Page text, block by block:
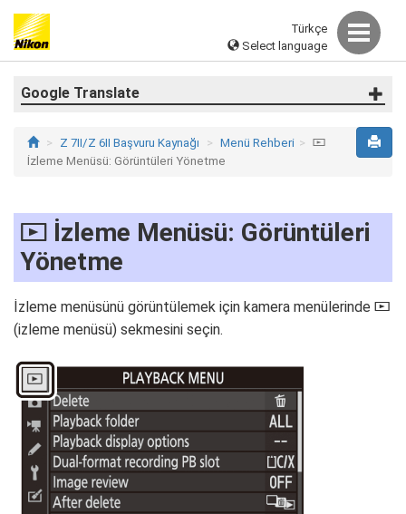
Türkçe
Select language
Google Translate
Z 7II/Z 6II Başvuru Kaynağı Menü Rehberi D
İzleme Menüsü: Görüntüleri Yönetme
D İzleme Menüsü: Görüntüleri
Yönetme
İzleme menüsünü görüntülemek için kamera menülerinde D
(izleme menüsü) sekmesini seçin.